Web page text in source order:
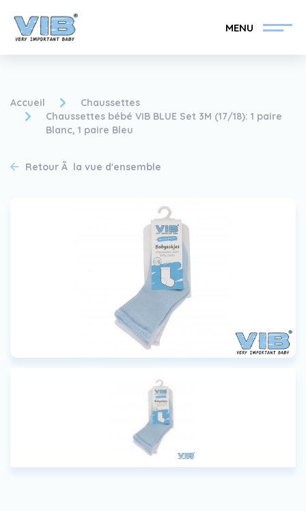
MENU
VIB®
Sur le VIB®
Trouvez votre
revendeur VIB®
Devenir un revendeur
VIB®
Accueil
Chaussettes
Chaussettes bébé VIB BLUE Set 3M (17/18): 1 paire
Blanc, 1 paire Bleu
Retour Ã la vue d'ensemble